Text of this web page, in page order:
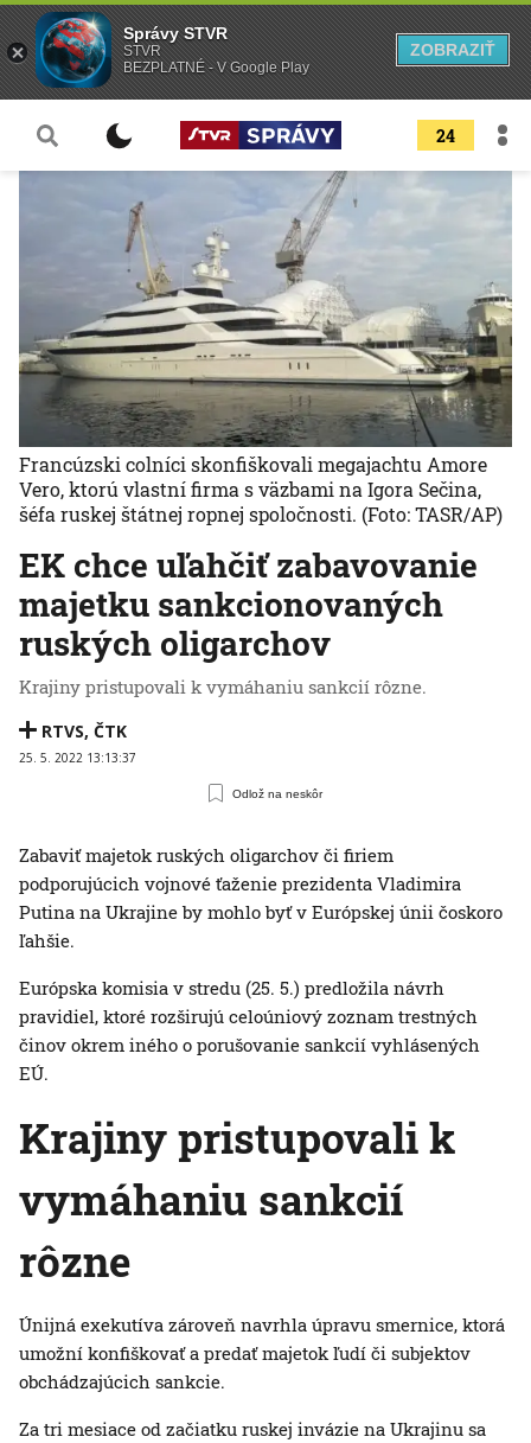
24
EK chce uľahčiť zabavovanie
majetku sankcionovaných
ruských oligarchov
Krajiny pristupovali k vymáhaniu sankcií rôzne.
RTVS, ČTK
25. 5. 2022 13:13:37
Odlož na neskôr
Francúzski colníci skonfiškovali megajachtu Amore
Vero, ktorú vlastní firma s väzbami na Igora Sečina,
šéfa ruskej štátnej ropnej spoločnosti. (Foto: TASR/AP)
Zabaviť majetok ruských oligarchov či firiem
podporujúcich vojnové ťaženie prezidenta Vladimira
Putina na Ukrajine by mohlo byť v Európskej únii čoskoro
ľahšie.
Európska komisia v stredu (25. 5.) predložila návrh
pravidiel, ktoré rozširujú celoúniový zoznam trestných
činov okrem iného o porušovanie sankcií vyhlásených
EÚ.
Krajiny pristupovali k
vymáhaniu sankcií
rôzne
Únijná exekutíva zároveň navrhla úpravu smernice, ktorá
umožní konfiškovať a predať majetok ľudí či subjektov
obchádzajúcich sankcie.
Za tri mesiace od začiatku ruskej invázie na Ukrajinu sa
Správy STVR
STVR
BEZPLATNÉ - V Google Play
ZOBRAZIŤ